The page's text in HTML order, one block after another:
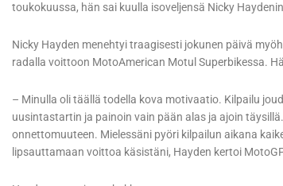
toukokuussa, hän sai kuulla isoveljensä Nicky
Nicky Hayden menehtyi traagisesti jokunen päivä
radalla voittoon MotoAmerican Motul Superbikessa.
– Minulla oli täällä todella kova motivaatio. Kilpailu
uusintastartin ja painoin vain pään alas ja ajoin
onnettomuuteen. Mielessäni pyöri kilpailun aikana
lipsauttamaan voittoa käsistäni, Hayden kertoi